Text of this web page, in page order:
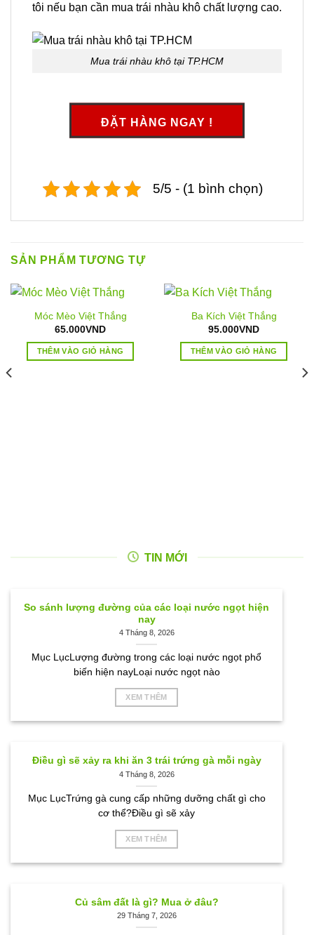
tôi nếu bạn cần mua trái nhàu khô chất lượng cao.
Mua trái nhàu khô tại TP.HCM
ĐẶT HÀNG NGAY !
5/5 - (1 bình chọn)
SẢN PHẨM TƯƠNG TỰ
Móc Mèo Việt Thắng
65.000VND
THÊM VÀO GIỎ HÀNG
Ba Kích Việt Thắng
95.000VND
THÊM VÀO GIỎ HÀNG
TIN MỚI
So sánh lượng đường của các loại nước ngọt hiện
nay
4 Tháng 8, 2026
Mục LụcLượng đường trong các loại nước ngọt phổ
biến hiện nayLoại nước ngọt nào
XEM THÊM
Điều gì sẽ xảy ra khi ăn 3 trái trứng gà mỗi ngày
4 Tháng 8, 2026
Mục LụcTrứng gà cung cấp những dưỡng chất gì cho
cơ thể?Điều gì sẽ xảy
XEM THÊM
Củ sâm đất là gì? Mua ở đâu?
29 Tháng 7, 2026